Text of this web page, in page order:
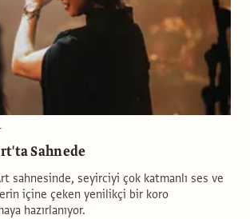
Sahnede
sahnesinde, seyirciyi çok katmanlı ses ve
içine çeken yenilikçi bir koro
hazırlanıyor.